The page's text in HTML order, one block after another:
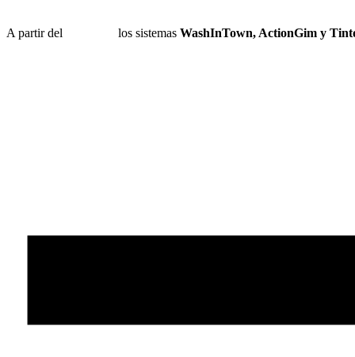
A partir del los sistemas WashInTown, ActionGim y